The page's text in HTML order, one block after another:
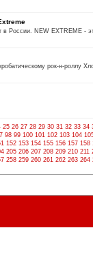
России. NEW EXTREME -
рок-н-роллу
25 26 27 28 29 30 31 32 33 34
98 99 100 101 102 103 104
152 153 154 155 156 157 158
205 206 207 208 209 210 211
258 259 260 261 262 263 264